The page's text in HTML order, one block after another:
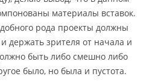
материалы вставок.
рода проекты должны
держать зрителя от начала и
быть либо смешно либо
было, но была и пустота.